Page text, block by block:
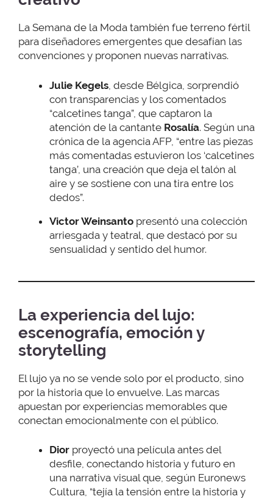
La Semana de la Moda también fue terreno fértil
para diseñadores emergentes que desafían las
convenciones y proponen nuevas narrativas.
Julie Kegels , desde Bélgica, sorprendió
con transparencias y los comentados
“calcetines tanga”, que captaron la
atención de la cantante Rosalía. Según una
crónica de la agencia AFP, “entre las piezas
más comentadas estuvieron los ‘calcetines
tanga’, una creación que deja el talón al
aire y se sostiene con una tira entre los
dedos”.
Victor Weinsanto presentó una colección
arriesgada y teatral, que destacó por su
sensualidad y sentido del humor.
La experiencia del lujo:
escenografía, emoción y
storytelling
El lujo ya no se vende solo por el producto, sino
por la historia que lo envuelve. Las marcas
apuestan por experiencias memorables que
conectan emocionalmente con el público.
Dior proyectó una película antes del
desfile, conectando historia y futuro en
una narrativa visual que, según Euronews
Cultura, “tejía la tensión entre la historia y